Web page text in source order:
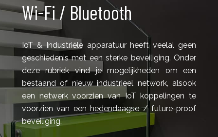
Wi-Fi / Bluetooth
IoT & Industriële apparatuur heeft veelal geen
geschiedenis met een sterke beveiliging. Onder
deze rubriek vind je mogelijkheden om een
bestaand of nieuw industrieel network, alsook
een netwerk voorzien van IoT koppelingen te
voorzien van een hedendaagse / future-proof
beveiliging.